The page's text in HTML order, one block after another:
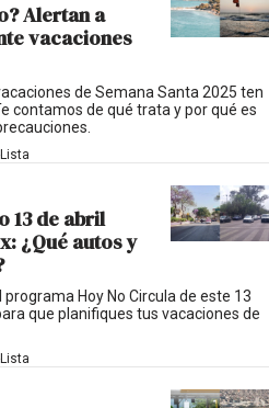
Alertan a
vacaciones
de Semana Santa 2025 ten
contamos de qué trata y por qué es
13 de abril
¿Qué autos y
Hoy No Circula de este 13
que planifiques tus vacaciones de